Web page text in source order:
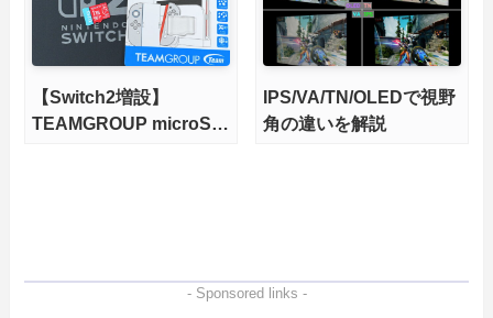
【Switch2増設】
TEAMGROUP microSD
IPS/VA/TN/OLEDで視野
角の違いを解説
- Sponsored links -